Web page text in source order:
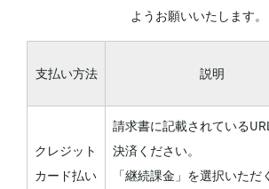
ようお願いいたします。
支払い方法 説明
クレジット
カード払い
請求書に記載されている
決済ください。
「継続課金」を選択いただ